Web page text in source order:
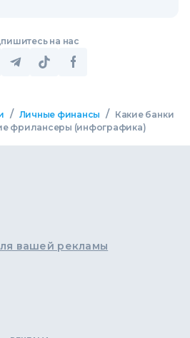
на нас
/ Личные финансы /
Какие банки
фрилансеры (инфографика)
вашей рекламы